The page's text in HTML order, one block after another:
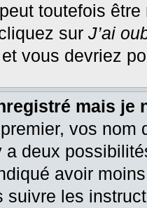
toutefois
sur J’ai
vous devriez
mais je
vos nom
a deux
avoir
suivre les